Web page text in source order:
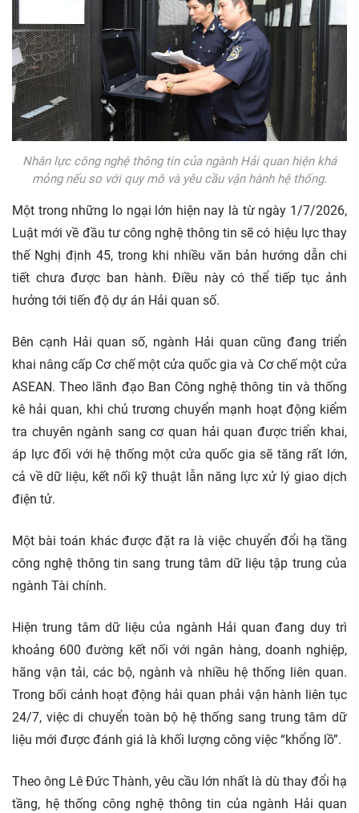
Nhân lực công nghệ thông tin của ngành Hải quan hiện khá
mỏng nếu so với quy mô và yêu cầu vận hành hệ thống.
Một trong những lo ngại lớn hiện nay là từ ngày 1/7/2026,
Luật mới về đầu tư công nghệ thông tin sẽ có hiệu lực thay
thế Nghị định 45, trong khi nhiều văn bản hướng dẫn chi
tiết chưa được ban hành. Điều này có thể tiếp tục ảnh
hưởng tới tiến độ dự án Hải quan số.
Bên cạnh Hải quan số, ngành Hải quan cũng đang triển
khai nâng cấp Cơ chế một cửa quốc gia và Cơ chế một cửa
ASEAN. Theo lãnh đạo Ban Công nghệ thông tin và thống
kê hải quan, khi chủ trương chuyển mạnh hoạt động kiểm
tra chuyên ngành sang cơ quan hải quan được triển khai,
áp lực đối với hệ thống một cửa quốc gia sẽ tăng rất lớn,
cả về dữ liệu, kết nối kỹ thuật lẫn năng lực xử lý giao dịch
điện tử.
Một bài toán khác được đặt ra là việc chuyển đổi hạ tầng
công nghệ thông tin sang trung tâm dữ liệu tập trung của
ngành Tài chính.
Hiện trung tâm dữ liệu của ngành Hải quan đang duy trì
khoảng 600 đường kết nối với ngân hàng, doanh nghiệp,
hãng vận tải, các bộ, ngành và nhiều hệ thống liên quan.
Trong bối cảnh hoạt động hải quan phải vận hành liên tục
24/7, việc di chuyển toàn bộ hệ thống sang trung tâm dữ
liệu mới được đánh giá là khối lượng công việc “khổng lồ”.
Theo ông Lê Đức Thành, yêu cầu lớn nhất là dù thay đổi hạ
tầng, hệ thống công nghệ thông tin của ngành Hải quan